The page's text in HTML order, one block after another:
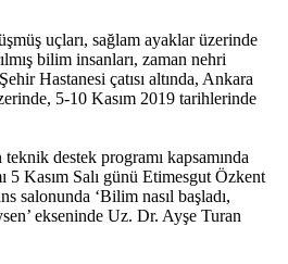
uçları, sağlam ayaklar üzerinde
bilim insanları, zaman nehri
Hastanesi çatısı altında, Ankara
5-10 Kasım 2019 tarihlerinde
destek programı kapsamında
5 Kasım Salı günü Etimesgut Özkent
salonunda ‘Bilim nasıl başladı,
ekseninde Uz. Dr. Ayşe Turan